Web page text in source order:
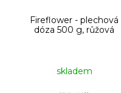
Fireflower - plechová
dóza 500 g, růžová
skladem